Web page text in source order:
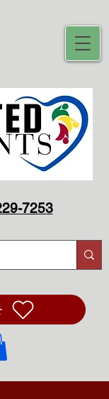
7253